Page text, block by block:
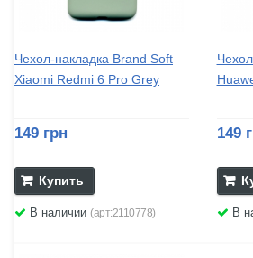
Чехол-накладка Brand Soft
Xiaomi Redmi 6 Pro Grey
149 грн
Купить
В наличии (арт:2110778)
149
В